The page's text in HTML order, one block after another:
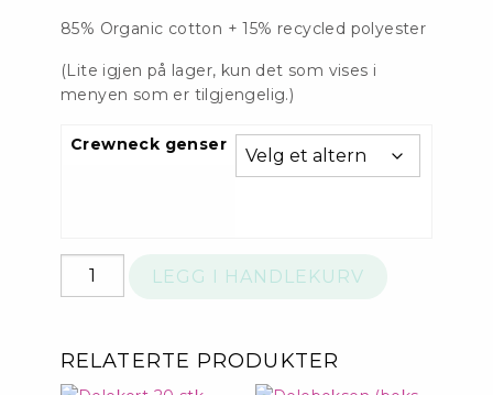
85% Organic cotton + 15% recycled polyester
(Lite igjen på lager, kun det som vises i
menyen som er tilgjengelig.)
Crewneck genser
Followme
crewneck
antall
LEGG I HANDLEKURV
RELATERTE PRODUKTER